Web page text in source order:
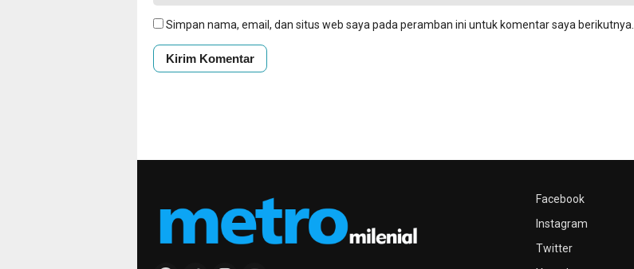
Simpan nama, email, dan situs web saya pada peramban ini untuk komentar saya berikutnya.
Facebook
Instagram
Twitter